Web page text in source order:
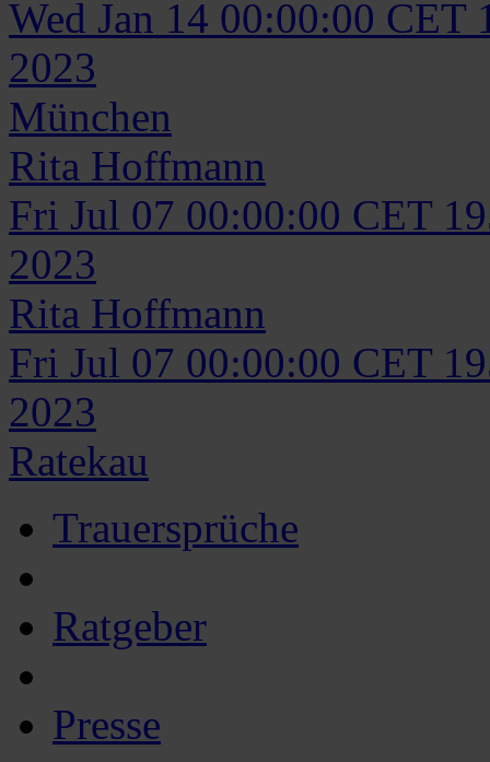
Wed Jan 14 00:00:00 CET
2023
München
Rita Hoffmann
Fri Jul 07 00:00:00 CET
2023
Rita Hoffmann
Fri Jul 07 00:00:00 CET
2023
Ratekau
Trauersprüche
Ratgeber
Presse